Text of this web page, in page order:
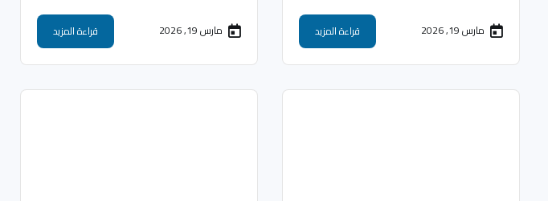
مارس 19, 2026 قراءة المزيد مارس 19, 2026 قراءة المزيد